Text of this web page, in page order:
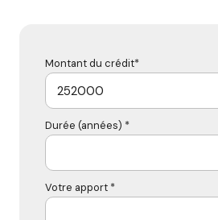
Montant du crédit*
Durée (années) *
Votre apport *